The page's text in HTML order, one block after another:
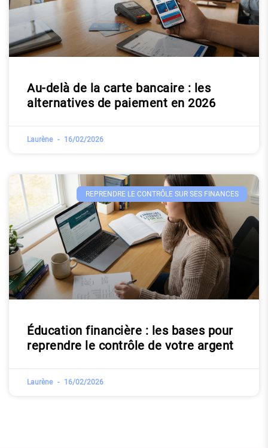
Au-delà de la carte bancaire : les
alternatives de paiement en 2026
Laurène 16/02/2026
REPRENDRE LE CONTRÔLE SUR SES FINANCES
Éducation financière : les bases pour
reprendre le contrôle de votre argent
Laurène 16/02/2026